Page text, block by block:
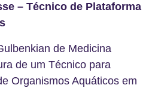
– Técnico de Plataforma
de Medicina
de um Técnico para
Organismos Aquáticos em